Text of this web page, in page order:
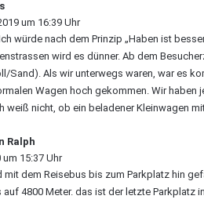
a
g
t
:
um 16:39 Uhr
würde nach dem Prinzip „Haben ist
wird es dünner. Ab dem
Sand). Als wir unterwegs waren, war es
Wagen hoch gekommen. Wir
weiß nicht, ob ein beladener Kleinwagen
Ralph
a
g
t
um 15:37 Uhr
mit dem Reisebus bis zum Parkplatz hin
4800 Meter. das ist der letzte Parkplatz